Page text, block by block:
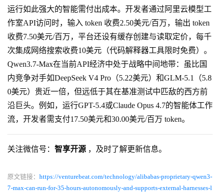
运行如此强大的智能需付出成本。开发者通过阿里云模型工
作室API访问时，输入 token 收费2.50美元/百万，输出 token
收费7.50美元/百万，平台还设有缓存创建与读取定价，每千
次集成网络搜索收费10美元（代码解释器工具限时免费）。
Qwen3.7-Max在当前API经济中处于战略中间地带：虽比国
内竞争对手如DeepSeek V4 Pro（5.22美元）和GLM-5.1（5.8
0美元）贵近一倍，但远低于其在基准测试中匹敌的西方前
沿巨头。例如，运行GPT-5.4或Claude Opus 4.7的智能体工作
流，开发者需支付17.50美元和30.00美元/百万 token。
关注微信号： 智享开源 ，及时了解更新信息。
原文链接： https://venturebeat.com/technology/alibabas-proprietary-qwen3-
7-max-can-run-for-35-hours-autonomously-and-supports-external-harnesses-l